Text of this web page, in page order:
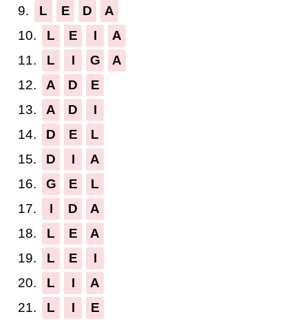
9.
L E D
A
10.
L E I
A
11.
L I G
A
12.
A D
E
13.
A D
I
14.
D E
L
15.
D I
A
16.
G E
L
17.
I D
A
18.
L E
A
19.
L E
I
20.
L I
A
21.
L I E